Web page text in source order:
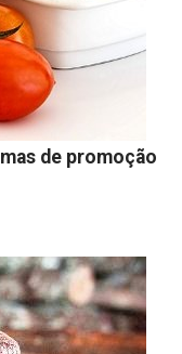
de promoção